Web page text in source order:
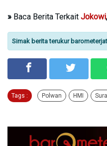
» Baca Berita Terkait Jokowi,
Simak berita terukur
Tags : Polwan HMI